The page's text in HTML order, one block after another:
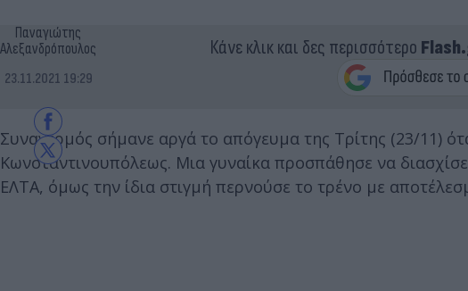
Παναγιώτης
Αλεξανδρόπουλος
23.11.2021 19:29
Κάνε κλικ και δες περισσότερο
Συναγερμός σήμανε αργά το απόγευμα της Τρίτης (23/11)
Κωνσταντινουπόλεως. Μια γυναίκα προσπάθησε να
ΕΛΤΑ, όμως την ίδια στιγμή περνούσε το τρένο με